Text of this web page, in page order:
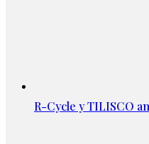
R-Cycle y TILISCO